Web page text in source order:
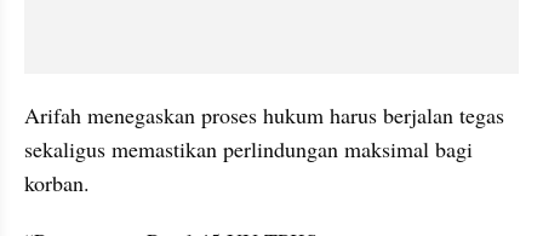
Arifah menegaskan proses hukum harus berjalan tegas
sekaligus memastikan perlindungan maksimal bagi
korban.